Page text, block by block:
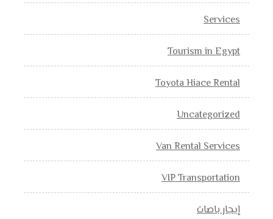
Services
Tourism in Egypt
Toyota Hiace Rental
Uncategorized
Van Rental Services
VIP Transportation
إيجار باصات